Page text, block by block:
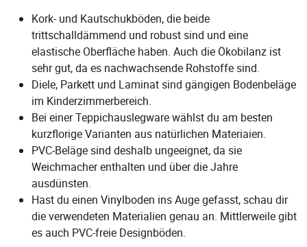
Kork- und Kautschukböden, die beide
trittschalldämmend und robust sind und eine
elastische Oberfläche haben. Auch die Ökobilanz ist
sehr gut, da es nachwachsende Rohstoffe sind.
Diele, Parkett und Laminat sind gängigen Bodenbeläge
im Kinderzimmerbereich.
Bei einer Teppichauslegware wählst du am besten
kurzflorige Varianten aus natürlichen Materiaien.
PVC-Beläge sind deshalb ungeeignet, da sie
Weichmacher enthalten und über die Jahre
ausdünsten.
Hast du einen Vinylboden ins Auge gefasst, schau dir
die verwendeten Materialien genau an. Mittlerweile gibt
es auch PVC-freie Designböden.